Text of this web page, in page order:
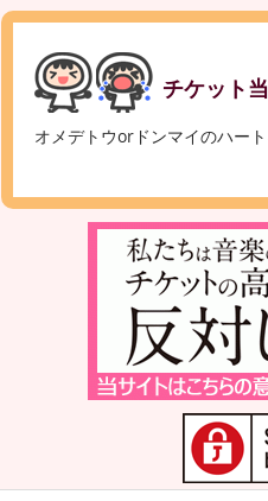
チケット
オメデトウorドンマイのハー